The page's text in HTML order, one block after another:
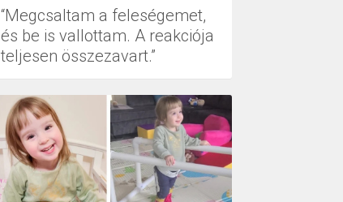
“Megcsaltam a feleségemet,
és be is vallottam. A reakciója
teljesen összezavart.”